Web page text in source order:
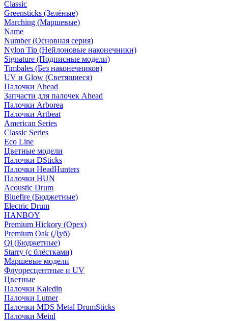
Classic
Greensticks (Зелёные)
Marching (Маршевые)
Name
Number (Основная серия)
Nylon Tip (Нейлоновые наконечники)
Signature (Подписные модели)
Timbales (Без наконечников)
UV и Glow (Светящиеся)
Палочки Ahead
Запчасти для палочек Ahead
Палочки Arborea
Палочки Artbeat
American Series
Classic Series
Eco Line
Цветные модели
Палочки DSticks
Палочки HeadHunters
Палочки HUN
Acoustic Drum
Bluefire (Бюджетные)
Electric Drum
HANBOY
Premium Hickory (Орех)
Premium Oak (Дуб)
Qi (Бюджетные)
Starry (с блёстками)
Маршевые модели
Флуоресцентные и UV
Цветные
Палочки Kaledin
Палочки Lutner
Палочки MDS Metal DrumSticks
Палочки Meinl